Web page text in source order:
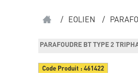
/ EOLIEN /
PARAFOUDRE BT TYPE 2
Code Produit :461422